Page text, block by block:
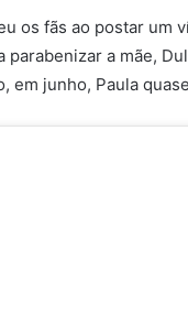
os fãs ao postar um
parabenizar a mãe,
em junho, Paula